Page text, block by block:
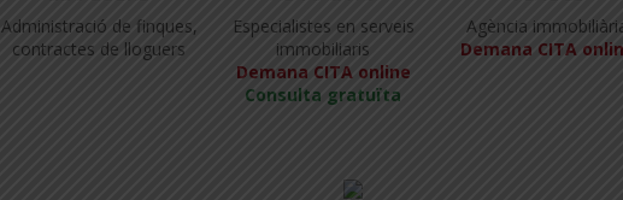
Administració de finques,
contractes de lloguers
Especialistes en serveis
immobiliaris
Demana CITA online
Consulta gratuïta
Agència
Demana CITA